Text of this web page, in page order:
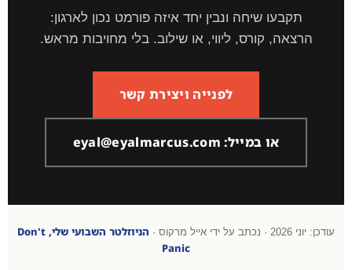
תקבעו שיחה ונבין יחד איזה פורמט נכון לארגון:
הרצאה, קורס, ליווי, או שילוב. בלי מחויבות מראש.
לפנייה ויצירת קשר
או במייל: eyal@eyalmarcus.com
עודכן: יוני 2026 · נכתב על ידי אייל מרקוס ·
הניוזלטר השבועי שלי, Don't
Panic